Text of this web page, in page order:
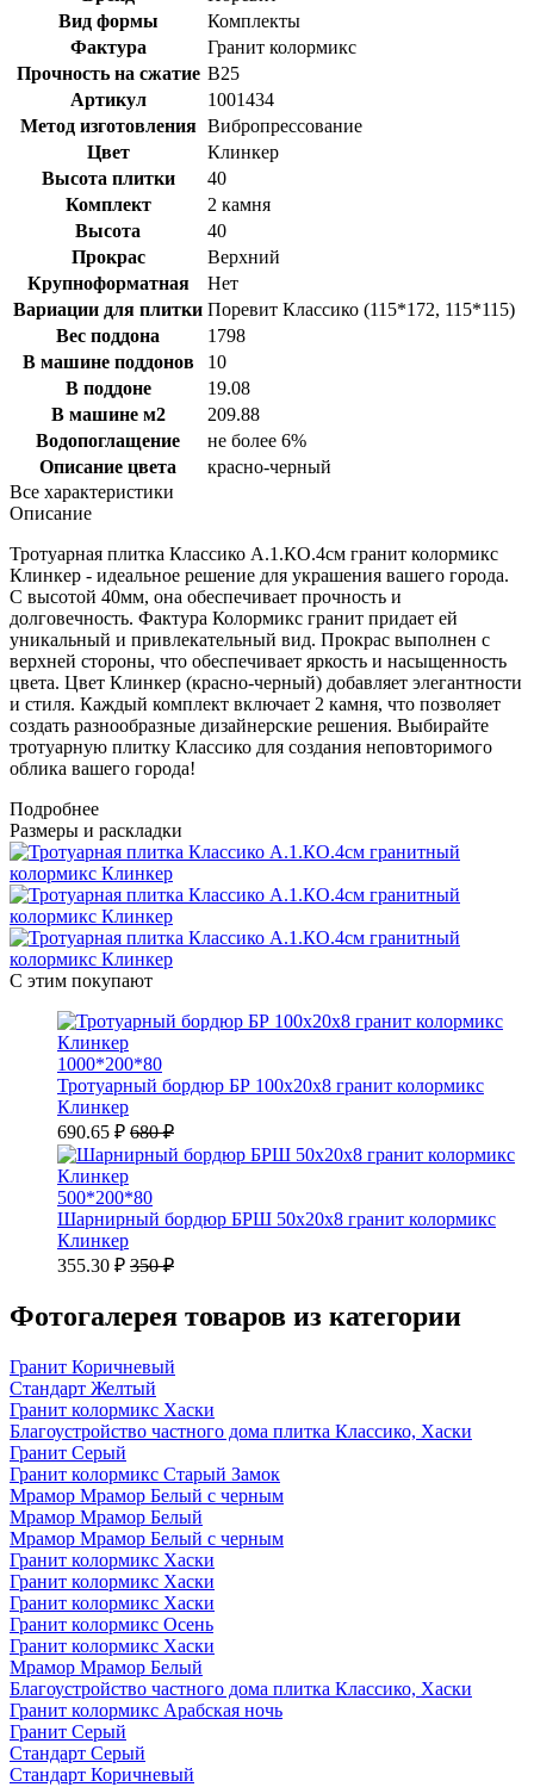
Вид формы
Комплекты
Фактура
Гранит колормикс
Прочность на сжатие B25
Артикул
1001434
Метод изготовления Вибропрессование
Цвет
Клинкер
Высота плитки
40
Комплект
2 камня
Высота
40
Прокрас
Верхний
Крупноформатная
Нет
Вариации для плитки Поревит Классико (115*172, 115*115)
Вес поддона
1798
В машине поддонов
10
В поддоне
19.08
В машине м2
209.88
Водопоглащение
не более 6%
Описание цвета
красно-черный
Все характеристики
Описание
Тротуарная плитка Классико А.1.КО.4см гранит колормикс
Клинкер - идеальное решение для украшения вашего города.
С высотой 40мм, она обеспечивает прочность и
долговечность. Фактура Колормикс гранит придает ей
уникальный и привлекательный вид. Прокрас выполнен с
верхней стороны, что обеспечивает яркость и насыщенность
цвета. Цвет Клинкер (красно-черный) добавляет элегантности
и стиля. Каждый комплект включает 2 камня, что позволяет
создать разнообразные дизайнерские решения. Выбирайте
тротуарную плитку Классико для создания неповторимого
облика вашего города!
Подробнее
Размеры и раскладки
С этим покупают
1000*200*80
Тротуарный бордюр БР 100х20х8 гранит колормикс
Клинкер
690.65 ₽ 680 ₽
500*200*80
Шарнирный бордюр БРШ 50х20х8 гранит колормикс
Клинкер
355.30 ₽ 350 ₽
Фотогалерея товаров из категории
Гранит Коричневый
Стандарт Желтый
Гранит колормикс Хаски
Благоустройство частного дома плитка Классико, Хаски
Гранит Серый
Гранит колормикс Старый Замок
Мрамор Мрамор Белый с черным
Мрамор Мрамор Белый
Мрамор Мрамор Белый с черным
Гранит колормикс Хаски
Гранит колормикс Хаски
Гранит колормикс Хаски
Гранит колормикс Осень
Гранит колормикс Хаски
Мрамор Мрамор Белый
Благоустройство частного дома плитка Классико, Хаски
Гранит колормикс Арабская ночь
Гранит Серый
Стандарт Серый
Стандарт Коричневый